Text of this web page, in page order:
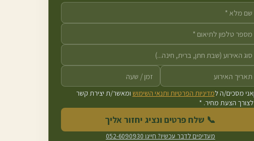
אני מסכים/ה למדיניות הפרטיות ותנאי השימוש ומאשר/ת יצירת קשר
לצורך הצעת מחיר. *
📞 שלח פרטים ונציג יחזור אליך
מעדיפים לדבר עכשיו? חייגו 052-6090930